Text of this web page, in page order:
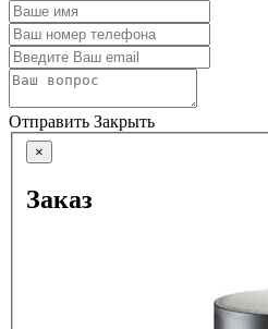
Отправить Закрыть
×
Заказ